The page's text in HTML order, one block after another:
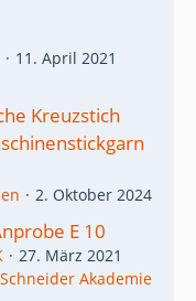
11. April 2021
Kreuzstich
2. Oktober 2024
E 10
27. März 2021
Schneider Akademie